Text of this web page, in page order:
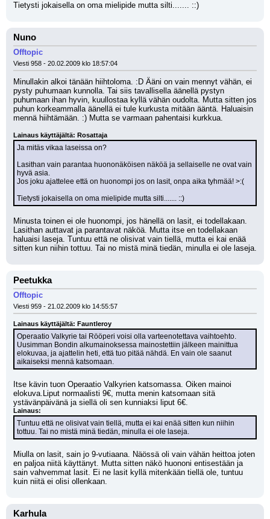
Tietysti jokaisella on oma mielipide mutta silti....... ::)
Nuno
Offtopic
Viesti 958 - 20.02.2009 klo 18:57:04
Minullakin alkoi tänään hiihtoloma. :D Ääni on vain mennyt vähän, ei
pysty puhumaan kunnolla. Tai siis tavallisella äänellä pystyn
puhumaan ihan hyvin, kuullostaa kyllä vähän oudolta. Mutta sitten jos
puhun korkeammalla äänellä ei tule kurkusta mitään ääntä. Haluaisin
mennä hiihtämään. :) Mutta se varmaan pahentaisi kurkkua.
Lainaus käyttäjältä: Rosattaja
Ja mitäs vikaa laseissa on?
Lasithan vain parantaa huononäköisen näköä ja sellaiselle ne ovat vain
hyvä asia.
Jos joku ajattelee että on huonompi jos on lasit, onpa aika tyhmää! >:(
Tietysti jokaisella on oma mielipide mutta silti....... ::)
Minusta toinen ei ole huonompi, jos hänellä on lasit, ei todellakaan.
Lasithan auttavat ja parantavat näköä. Mutta itse en todellakaan
haluaisi laseja. Tuntuu että ne olisivat vain tiellä, mutta ei kai enää
sitten kun niihin tottuu. Tai no mistä minä tiedän, minulla ei ole laseja.
Peetukka
Offtopic
Viesti 959 - 21.02.2009 klo 14:55:57
Lainaus käyttäjältä: Fauntleroy
Operaatio Valkyrie tai Rööperi voisi olla varteenotettava vaihtoehto.
Uusimman Bondin alkumainoksessa mainostettiin jälkeen mainittua
elokuvaa, ja ajattelin heti, että tuo pitää nähdä. En vain ole saanut
aikaiseksi mennä katsomaan.
Itse kävin tuon Operaatio Valkyrien katsomassa. Oiken mainoi
elokuva.Liput normaalisti 9€, mutta menin katsomaan sitä
ystävänpäivänä ja siellä oli sen kunniaksi liput 6€.
Lainaus:
Tuntuu että ne olisivat vain tiellä, mutta ei kai enää sitten kun niihin
tottuu. Tai no mistä minä tiedän, minulla ei ole laseja.
Miulla on lasit, sain jo 9-vutiaana. Näössä oli vain vähän heittoa joten
en paljoa niitä käyttänyt. Mutta sitten näkö huononi entisestään ja
sain vahvemmat lasit. Ei ne lasit kyllä mitenkään tiellä ole, tuntuu
kuin niitä ei olisi ollenkaan.
Karhula